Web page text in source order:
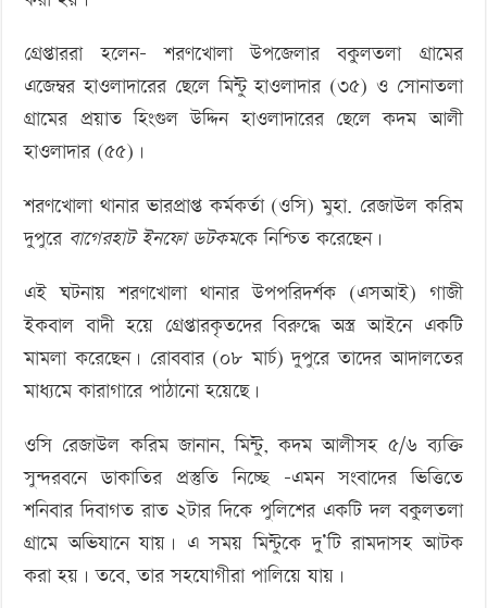
গ্রেপ্তাররা হলেন- শরণখোলা উপজেলার বকুলতলা গ্রামের
এজেম্বর হাওলাদারের ছেলে মিন্টু হাওলাদার (৩৫) ও সোনাতলা
গ্রামের প্রয়াত হিংগুল উদ্দিন হাওলাদারের ছেলে কদম আলী
হাওলাদার (৫৫)।
শরণখোলা থানার ভারপ্রাপ্ত কর্মকর্তা (ওসি) মুহা. রেজাউল করিম
দুপুরে বাগেরহাট ইনফো ডটকমকে নিশ্চিত করেছেন।
এই ঘটনায় শরণখোলা থানার উপপরিদর্শক (এসআই) গাজী
ইকবাল বাদী হয়ে গ্রেপ্তারকৃতদের বিরুদ্ধে অস্ত্র আইনে একটি
মামলা করেছেন। রোববার (০৮ মার্চ) দুপুরে তাদের আদালতের
মাধ্যমে কারাগারে পাঠানো হয়েছে।
ওসি রেজাউল করিম জানান, মিন্টু, কদম আলীসহ ৫/৬ ব্যক্তি
সুন্দরবনে ডাকাতির প্রস্তুতি নিচ্ছে -এমন সংবাদের ভিত্তিতে
শনিবার দিবাগত রাত ২টার দিকে পুলিশের একটি দল বকুলতলা
গ্রামে অভিযানে যায়। এ সময় মিন্টুকে দু’টি রামদাসহ আটক
করা হয়। তবে, তার সহযোগীরা পালিয়ে যায়।